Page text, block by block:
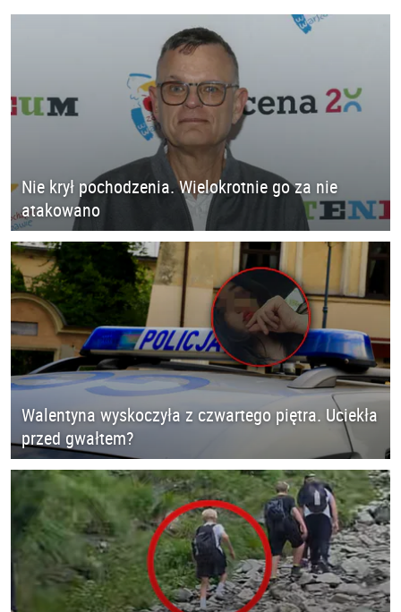
Nie krył pochodzenia. Wielokrotnie go za nie
atakowano
Walentyna wyskoczyła z czwartego piętra. Uciekła
przed gwałtem?